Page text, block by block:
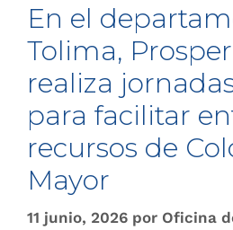
En el
Tolima,
realiza
para facilitar
recursos de
Mayor
11 junio, 2026 por Oficina